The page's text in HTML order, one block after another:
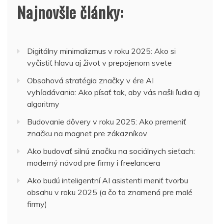
Najnovšie články:
Digitálny minimalizmus v roku 2025: Ako si
vyčistiť hlavu aj život v prepojenom svete
Obsahová stratégia značky v ére AI
vyhľadávania: Ako písať tak, aby vás našli ľudia aj
algoritmy
Budovanie dôvery v roku 2025: Ako premeniť
značku na magnet pre zákazníkov
Ako budovať silnú značku na sociálnych sieťach:
moderný návod pre firmy i freelancera
Ako budú inteligentní AI asistenti meniť tvorbu
obsahu v roku 2025 (a čo to znamená pre malé
firmy)